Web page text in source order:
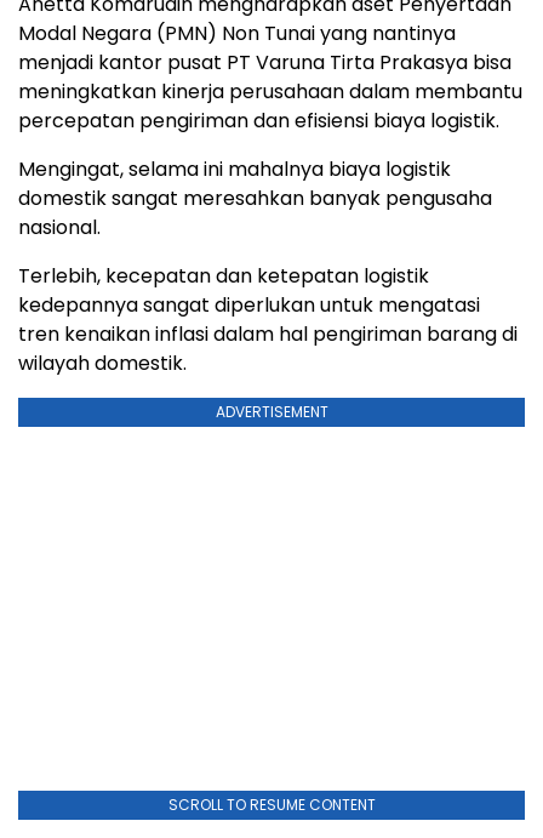
Modal Negara (PMN) Non Tunai yang nantinya
menjadi kantor pusat PT Varuna Tirta Prakasya bisa
meningkatkan kinerja perusahaan dalam membantu
percepatan pengiriman dan efisiensi biaya logistik.
Mengingat, selama ini mahalnya biaya logistik
domestik sangat meresahkan banyak pengusaha
nasional.
Terlebih, kecepatan dan ketepatan logistik
kedepannya sangat diperlukan untuk mengatasi
tren kenaikan inflasi dalam hal pengiriman barang di
wilayah domestik.
ADVERTISEMENT
SCROLL TO RESUME CONTENT